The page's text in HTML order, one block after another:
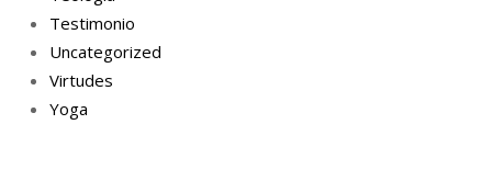
Testimonio
Uncategorized
Virtudes
Yoga